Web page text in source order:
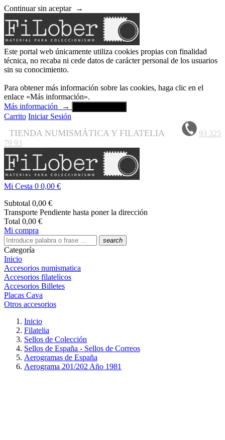
Continuar sin aceptar →
Este portal web únicamente utiliza cookies propias con finalidad
técnica, no recaba ni cede datos de carácter personal de los usuarios
sin su conocimiento.
Para obtener más información sobre las cookies, haga clic en el
enlace «Más información».
Más información
→
Carrito Iniciar Sesión
TIENDA NUMISMÁTICA Y FILATELIA
93 325
79 93
Mi Cesta 0 0,00 €
Subtotal 0,00 €
Transporte Pendiente hasta poner la dirección
Total 0,00 €
Mi compra
search
Categoría
Inicio
Accesorios numismatica
Accesorios filatelicos
Accesorios Billetes
Placas Cava
Otros accesorios
Inicio
Filatelia
Sellos de Colección
Sellos de España - Sellos de Correos
Aerogramas de España
Aerograma 201/202 Año 1981